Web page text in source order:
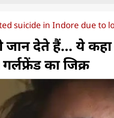
suicide in Indore due to
जान देते हैं... ये
का जिक्र